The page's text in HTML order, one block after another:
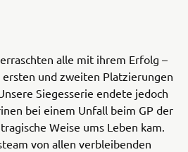
alle mit ihrem Erfolg –
und zweiten Platzierungen
Siegesserie endete jedoch
bei einem Unfall beim GP der
Weise ums Leben kam.
von allen verbleibenden